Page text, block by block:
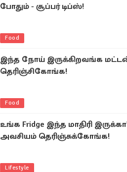
போதும் - சூப்பர் டிப்ஸ்!
Food
இந்த நோய் இருக்கிறவங்க மட்டன்
தெரிஞ்சிகோங்க!
Food
உங்க Fridge இந்த மாதிரி
அவசியம் தெரிஞ்சுக்கோங்க!
Lifestyle